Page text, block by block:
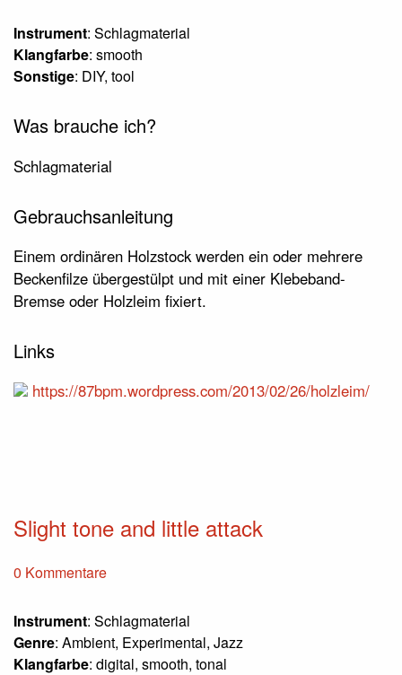
Instrument: Schlagmaterial
Klangfarbe: smooth
Sonstige: DIY, tool
Was brauche ich?
Schlagmaterial
Gebrauchsanleitung
Einem ordinären Holzstock werden ein oder mehrere
Beckenfilze übergestülpt und mit einer Klebeband-
Bremse oder Holzleim fixiert.
Links
https://87bpm.wordpress.com/2013/02/26/holzleim/
Slight tone and little attack
0 Kommentare
Instrument: Schlagmaterial
Genre: Ambient, Experimental, Jazz
Klangfarbe: digital, smooth, tonal